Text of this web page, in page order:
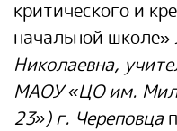
критического и
начальной школе»
Николаевна,
МАОУ «ЦО им.
23») г. Череповца